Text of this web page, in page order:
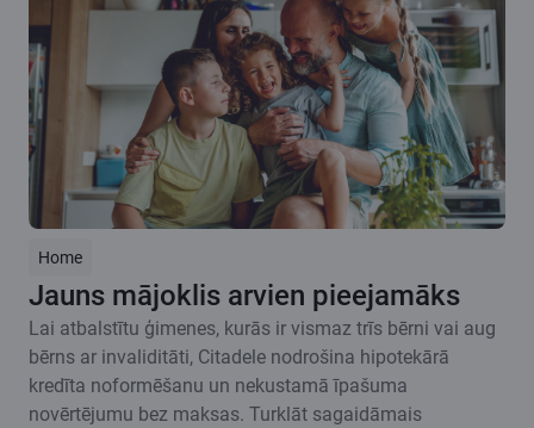
Home
Jauns mājoklis arvien pieejamāks
Lai atbalstītu ģimenes, kurās ir vismaz trīs bērni vai aug
bērns ar invaliditāti, Citadele nodrošina hipotekārā
kredīta noformēšanu un nekustamā īpašuma
novērtējumu bez maksas. Turklāt sagaidāmais